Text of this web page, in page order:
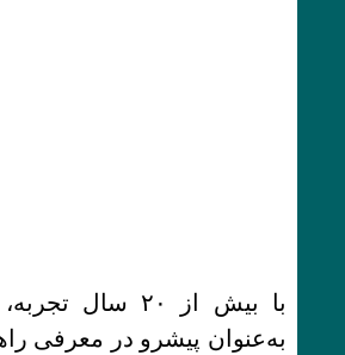
با بیش از ۲۰ سال
به‌عنوان پیشرو در معرفی